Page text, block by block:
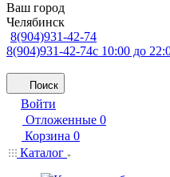
Ваш город
Челябинск
8(904)931-42-74
8(904)931-42-74с 10:00 до
Поиск
Войти
Отложенные 0
Корзина 0
Каталог